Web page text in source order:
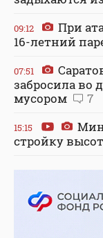
09:12
При
16-летний
07:51
забросила во
мусором
7
15:15
стройку